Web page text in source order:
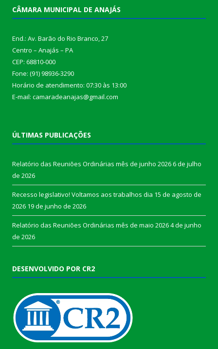
CÂMARA MUNICIPAL DE ANAJÁS
End.: Av. Barão do Rio Branco, 27
Centro – Anajás – PA
CEP: 68810-000
Fone: (91) 98936-3290
Horário de atendimento: 07:30 às 13:00
E-mail: camaradeanajas@gmail.com
ÚLTIMAS PUBLICAÇÕES
Relatório das Reuniões Ordinárias mês de junho 20266 de julho
de 2026
Recesso legislativo! Voltamos aos trabalhos dia 15 de agosto de
2026 19 de junho de 2026
Relatório das Reuniões Ordinárias mês de maio 20264 de junho
de 2026
DESENVOLVIDO POR CR2